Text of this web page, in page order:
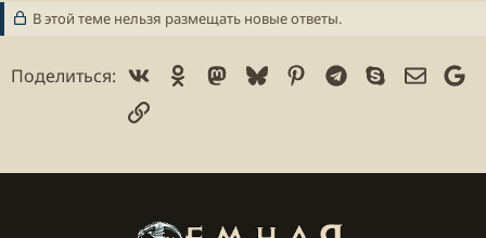
В этой теме нельзя размещать новые ответы.
Поделиться: Vk Ok Mastodon
BlueskyPinterest
Telegram
Skype
Ссылка